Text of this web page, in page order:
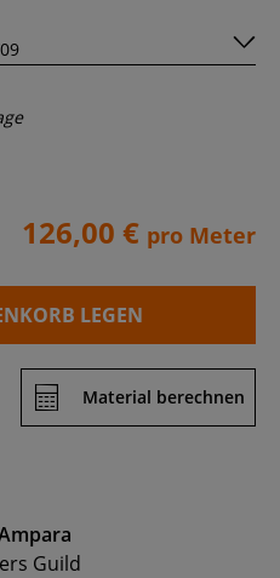
126,00 € pro Meter
LEGEN
Material berechnen
Guild